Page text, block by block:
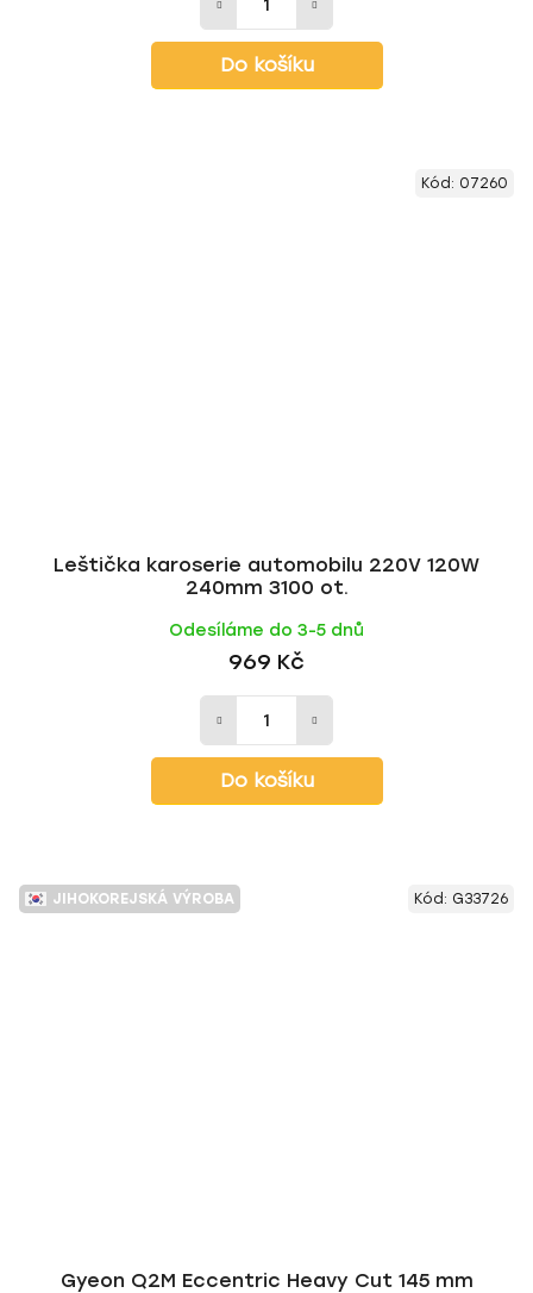
Do košíku
Leštička karoserie automobilu 220V 120W
240mm 3100 ot.
Odesíláme do 3-5 dnů
969 Kč
Do košíku
Kód: 07260
JIHOKOREJSKÁ VÝROBA
Gyeon Q2M Eccentric Heavy Cut 145 mm
Kód: G33726